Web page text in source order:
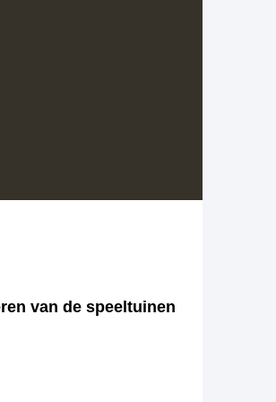
van de speeltuinen